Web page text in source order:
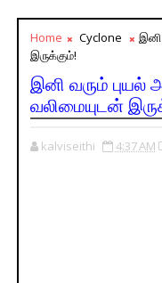
Home Cyclone
இருக்கும்!
இனி வரும்
வலிமையுடன்
kalviseithi 4:37 AM